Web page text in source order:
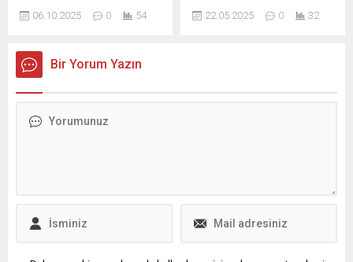
yüz hatları, derin göz
çukurları ve belirgin burnuyla
bugüne uzanan bir bakışı
taşıyor." açıklamasını yaptı.
06.10.2025 0 54
konuğu oldu. Son kitabı
“Aziz” ile okurlarıyla buluşan
Kırılganlığı, Sanatın
22.05.2025 0 32
Bir Yorum Yazın